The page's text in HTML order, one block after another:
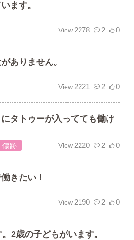
ます。
2278 2 0
ありません。
2221 2 0
タトゥーが入ってても働け
傷跡 2220 2 0
きたい！
2190 2 0
2歳の子どもがいます。